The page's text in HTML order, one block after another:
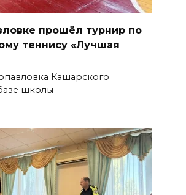
прошёл турнир по
теннису «Лучшая
Кашарского
школы